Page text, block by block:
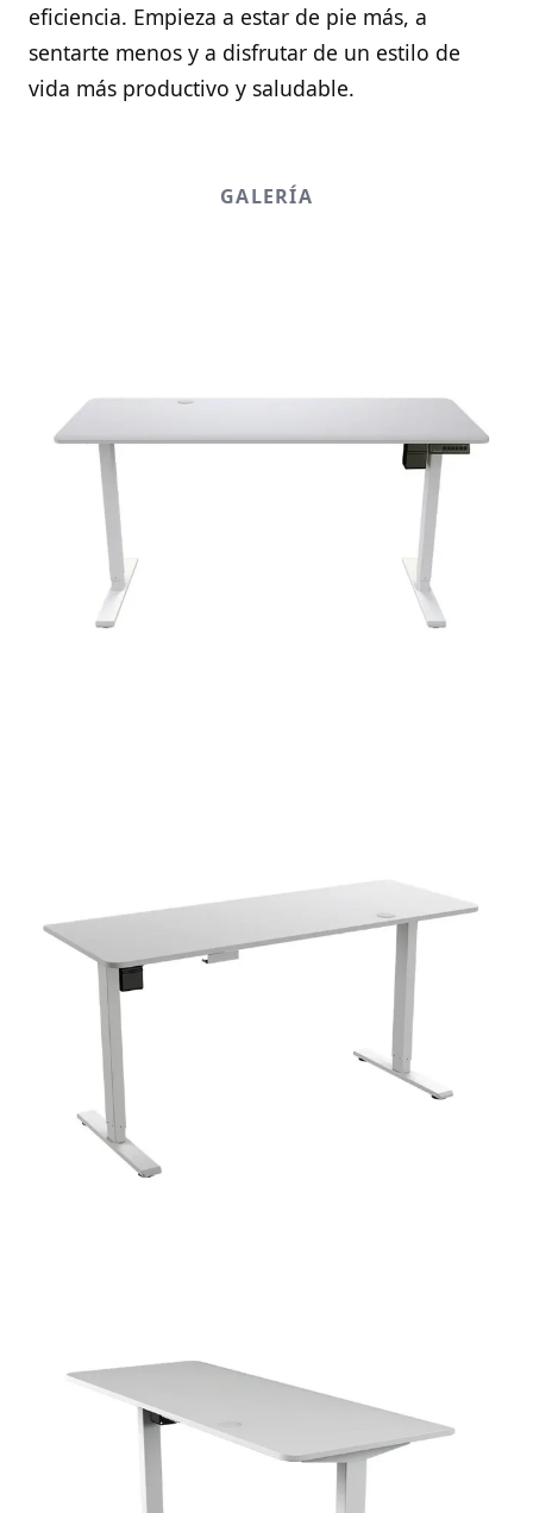
eficiencia. Empieza a estar de pie más, a
sentarte menos y a disfrutar de un estilo de
vida más productivo y saludable.
GALERÍA